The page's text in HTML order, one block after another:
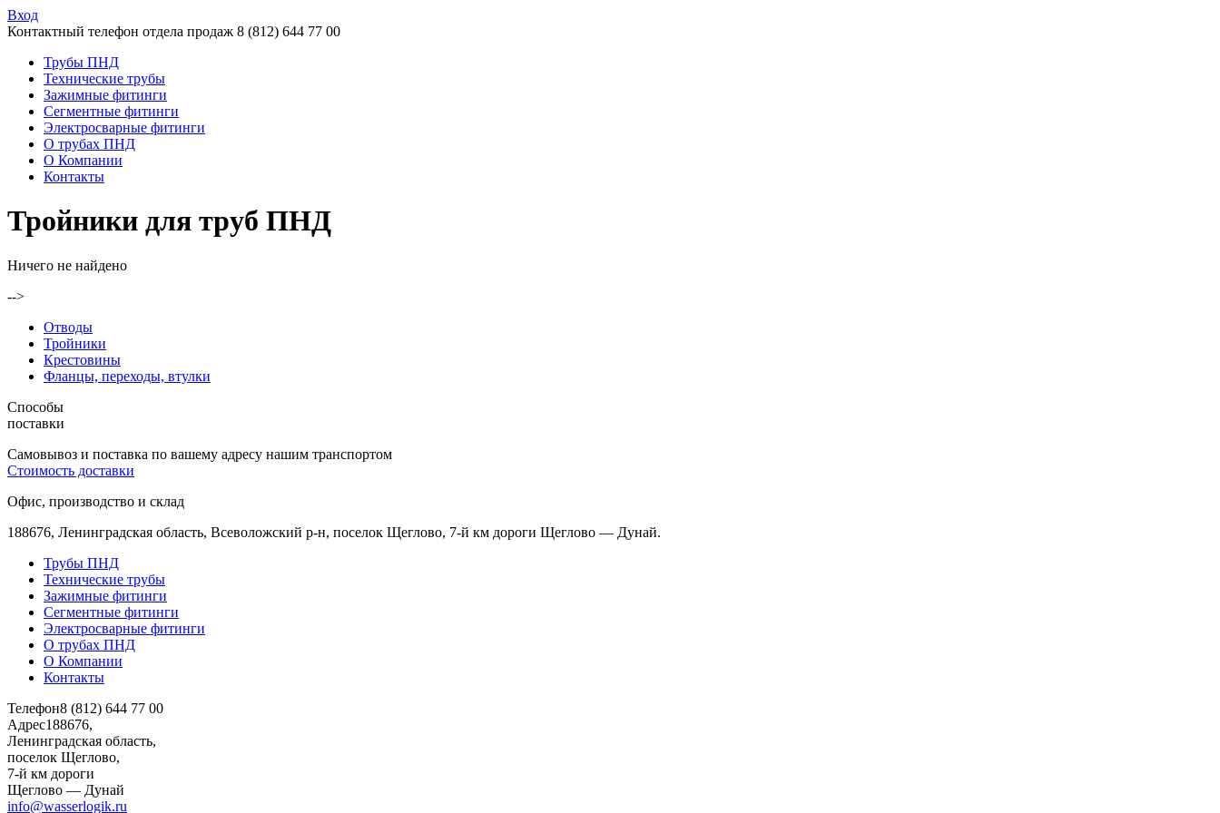
Вход
Контактный телефон отдела продаж 8 (812) 644 77 00
Трубы ПНД
Технические трубы
Зажимные фитинги
Сегментные фитинги
Электросварные фитинги
О трубах ПНД
О Компании
Контакты
Тройники для труб ПНД
Ничего не найдено
-->
Отводы
Тройники
Крестовины
Фланцы, переходы, втулки
Способы
поставки
Cамовывоз и поставка по вашему адресу нашим транспортом
Стоимость доставки
Офис, производство и склад
188676, Ленинградская область, Всеволожский р-н, поселок Щеглово, 7-й км дороги Щеглово — Дунай.
Трубы ПНД
Технические трубы
Зажимные фитинги
Сегментные фитинги
Электросварные фитинги
О трубах ПНД
О Компании
Контакты
Телефон8 (812) 644 77 00
Адрес188676,
Ленинградская область,
поселок Щеглово,
7-й км дороги
Щеглово — Дунай
info@wasserlogik.ru